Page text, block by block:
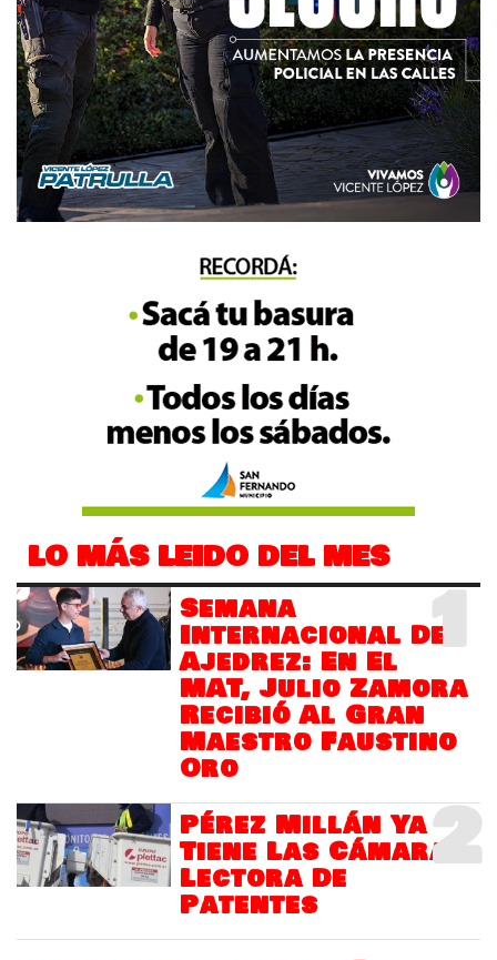
LO MÁS LEIDO DEL MES
1
Semana
Internacional Del
Ajedrez: En El
MAT, Julio Zamora
Recibió Al Gran
Maestro Faustino
Oro
2
Pérez Millán Ya
Tiene Las Cámaras
Lectora De
Patentes